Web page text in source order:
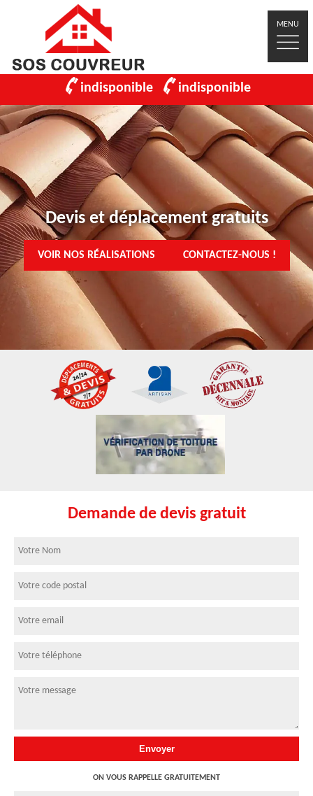
MENU
indisponible indisponible
Devis et déplacement gratuits
VOIR NOS RÉALISATIONS CONTACTEZ-NOUS !
Demande de devis gratuit
ON VOUS RAPPELLE GRATUITEMENT